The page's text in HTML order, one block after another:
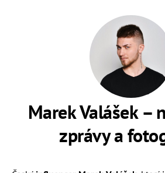
Marek Valášek –
zprávy a